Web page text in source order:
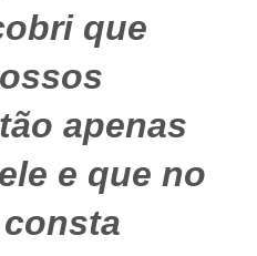
que
apenas
e que no